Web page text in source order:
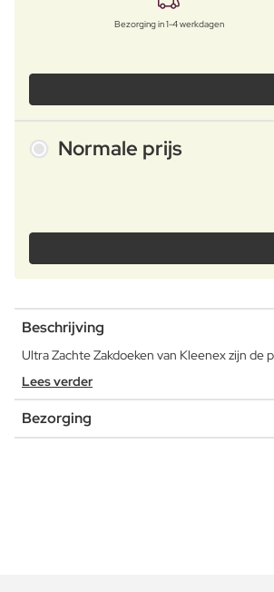
Bezorging in 1-4 werkdagen
Normale prijs
Beschrijving
Ultra Zachte Zakdoeken van Kleenex zijn
Lees verder
Bezorging